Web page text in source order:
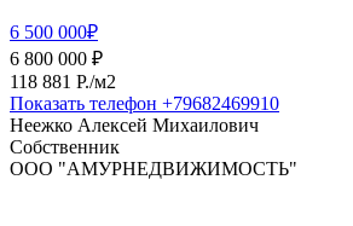
6 500 000₽
6 800 000 ₽
118 881 P./м2
Показать телефон +79682469910
Неежко Алексей Михаилович
Собственник
ООО "АМУРНЕДВИЖИМОСТЬ"